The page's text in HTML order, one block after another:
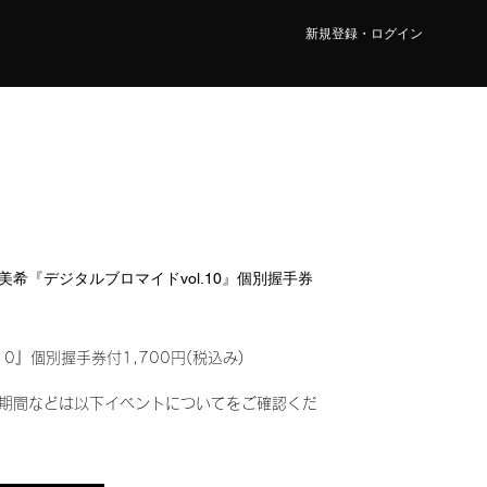
新規登録・ログイン
希『デジタルブロマイドvol.10』個別握手券
』個別握手券付1,700円(税込み)
間などは以下イベントについてをご確認くだ